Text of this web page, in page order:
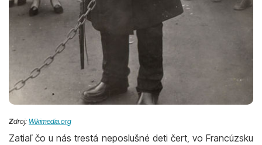
Zdroj: Wikimedia.org
Zatiaľ čo u nás trestá neposlušné deti čert, vo Francúzsku